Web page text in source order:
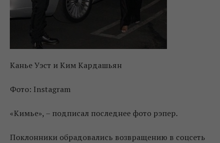
Канье Уэст и Ким Кардашьян
Фото: Instagram
«Кимье», – подписал последнее фото рэпер.
Поклонники обрадовались возвращению в соцсеть